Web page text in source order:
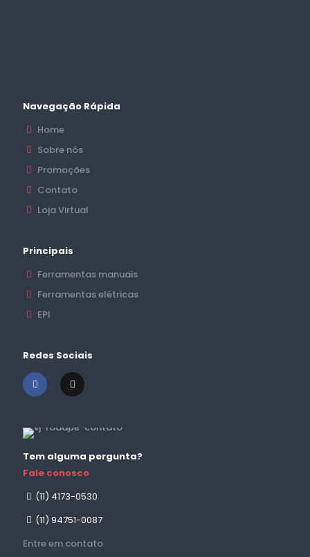
Navegação Rápida
Home
Sobre nós
Promoções
Contato
Loja Virtual
Principais
Ferramentas manuais
Ferramentas elétricas
EPI
Redes Sociais
Tem alguma pergunta?
Fale conosco
(11) 4173-0530
(11) 94751-0087
Entre em contato